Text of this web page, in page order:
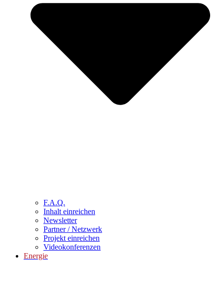
F.A.Q.
Inhalt einreichen
Newsletter
Partner / Netzwerk
Projekt einreichen
Videokonferenzen
Energie